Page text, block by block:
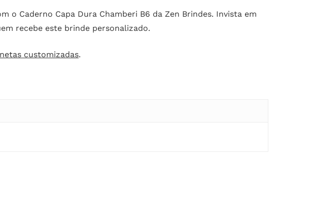
o Caderno Capa Dura Chamberi B6 da Zen Brindes. Invista em
recebe este brinde personalizado.
customizadas.